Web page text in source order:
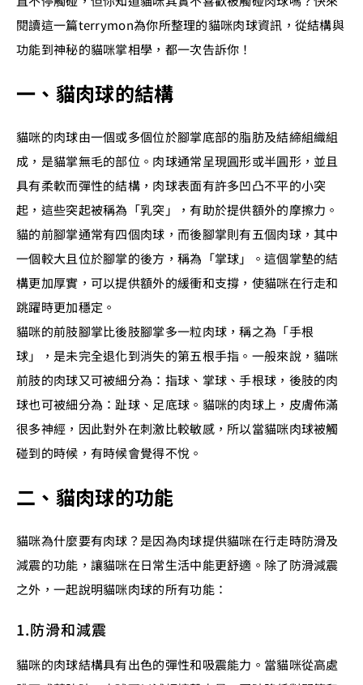
閱讀這一篇terrymon為你所整理的貓咪肉球資訊，從結構與
功能到神秘的貓咪掌相學，都一次告訴你！
一、貓肉球的結構
貓咪的肉球由一個或多個位於腳掌底部的脂肪及結締組織組
成，是貓掌無毛的部位。肉球通常呈現圓形或半圓形，並且
具有柔軟而彈性的結構，肉球表面有許多凹凸不平的小突
起，這些突起被稱為「乳突」，有助於提供額外的摩擦力。
貓的前腳掌通常有四個肉球，而後腳掌則有五個肉球，其中
一個較大且位於腳掌的後方，稱為「掌球」。這個掌墊的結
構更加厚實，可以提供額外的緩衝和支撐，使貓咪在行走和
跳躍時更加穩定。
貓咪的前肢腳掌比後肢腳掌多一粒肉球，稱之為「手根
球」，是未完全退化到消失的第五根手指。一般來說，貓咪
前肢的肉球又可被細分為：指球、掌球、手根球，後肢的肉
球也可被細分為：趾球、足底球。貓咪的肉球上，皮膚佈滿
很多神經，因此對外在刺激比較敏感，所以當貓咪肉球被觸
碰到的時候，有時候會覺得不悅。
二、貓肉球的功能
貓咪為什麼要有肉球？是因為肉球提供貓咪在行走時防滑及
減震的功能，讓貓咪在日常生活中能更舒適。除了防滑減震
之外，一起說明貓咪肉球的所有功能：
1.防滑和減震
貓咪的肉球結構具有出色的彈性和吸震能力。當貓咪從高處